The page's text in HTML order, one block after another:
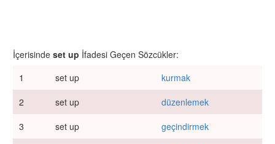
İçerisinde set up İfadesi Geçen Sözcükler:
1
set up
kurmak
2
set up
düzenlemek
3
set up
geçindirmek